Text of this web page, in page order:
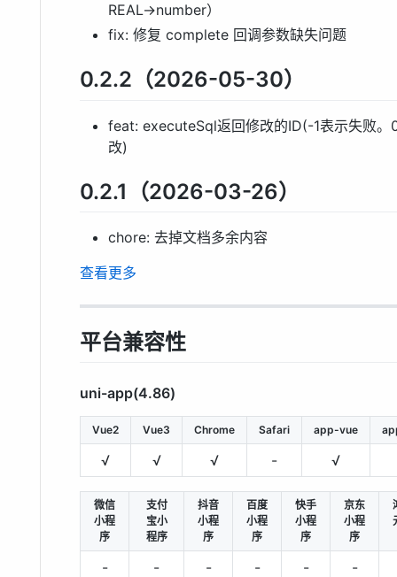
REAL→number）
fix: 修复 complete 回调参数缺失问题
0.2.2（2026-05-30）
feat: executeSql返回修改的ID(-1表示失败。
改)
0.2.1（2026-03-26）
chore: 去掉文档多余内容
查看更多
平台兼容性
uni-app(4.86)
Vue2 Vue3 Chrome Safari app-vue
√ √ √ - √
微信
小程
序
支付
宝小
程序
抖音
小程
序
百度
小程
序
快手
小程
序
京东
小程
序
- - - - - -